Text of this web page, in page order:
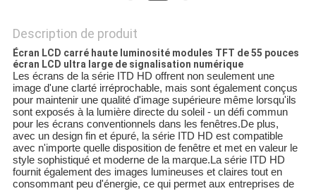
Description de produit
Écran LCD carré haute luminosité modules TFT de 55 pouces
écran LCD ultra large de signalisation numérique
Les écrans de la série ITD HD offrent non seulement une
image d'une clarté irréprochable, mais sont également conçus
pour maintenir une qualité d'image supérieure même lorsqu'ils
sont exposés à la lumière directe du soleil - un défi commun
pour les écrans conventionnels dans les fenêtres.De plus,
avec un design fin et épuré, la série ITD HD est compatible
avec n'importe quelle disposition de fenêtre et met en valeur le
style sophistiqué et moderne de la marque.La série ITD HD
fournit également des images lumineuses et claires tout en
consommant peu d'énergie, ce qui permet aux entreprises de